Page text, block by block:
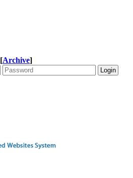
[Archive]